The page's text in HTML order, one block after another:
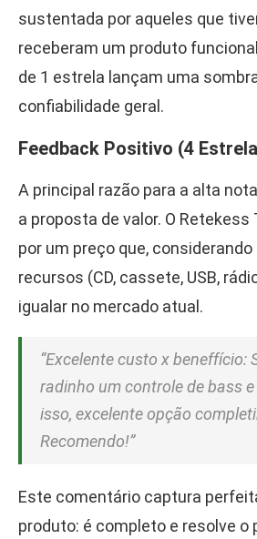
sustentada por aqueles que
receberam um produto
de 1 estrela lançam uma
confiabilidade geral.
Feedback Positivo (4
A principal razão para a alta
a proposta de valor. O
por um preço que, considerando
recursos (CD, cassete, USB,
igualar no mercado atual.
“Excelente custo x beneffício:
radinho um controle de bass
isso, excelente opção
Recomendo!”
Este comentário captura
produto: é completo e resolve o